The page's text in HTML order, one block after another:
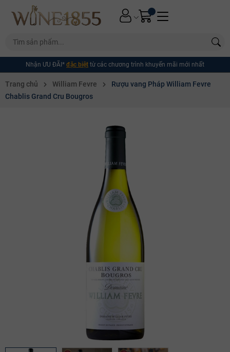
Nhận ƯU ĐÃI* đặc biệt từ các chương trình khuyến mãi mới nhất
Trang chủ William Fevre
Rượu vang Pháp William Fevre
Chablis Grand Cru Bougros